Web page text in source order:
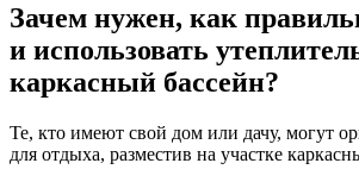
Зачем нужен, как
и использовать
каркасный бассейн?
Те, кто имеют свой дом или дачу, могут
для отдыха, разместив на участке